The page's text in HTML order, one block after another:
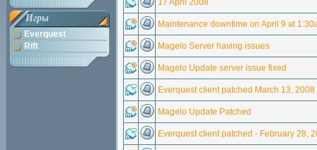
Игры
Everquest
Rift
17 April 2008
Maintenance downtime on April 9 at
Magelo Server having issues
Magelo Update server issue fixed
Everquest client patched March 13, 2008
Magelo Update Patched
Everquest client patched - February 28,